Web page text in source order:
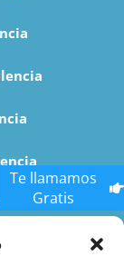
Te llamamos
Gratis